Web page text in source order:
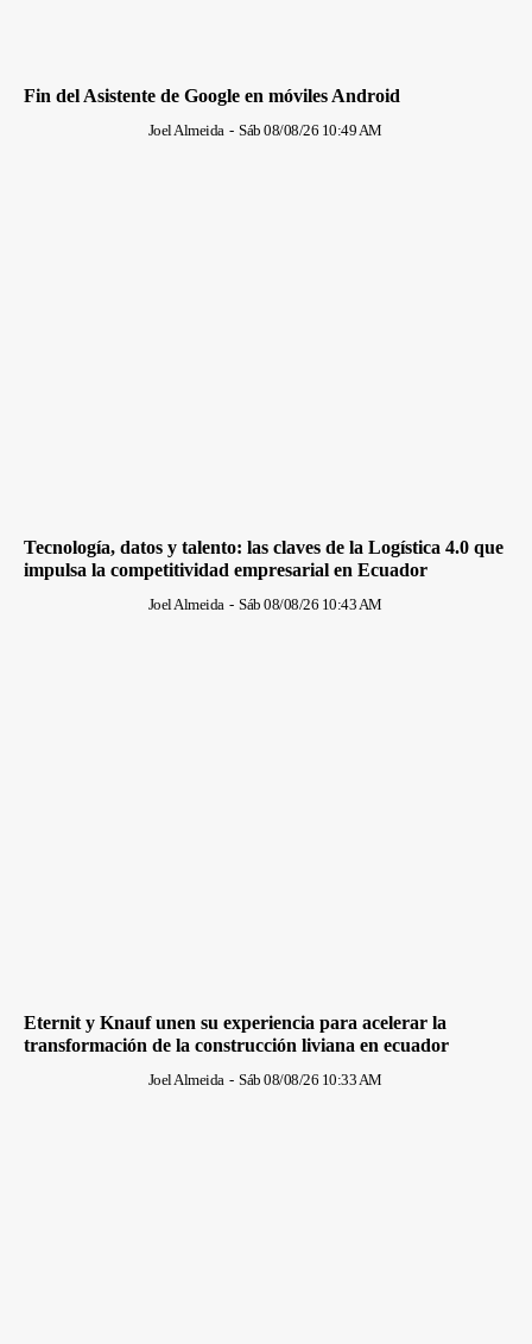
Fin del Asistente de Google en móviles Android
Joel Almeida - Sáb 08/08/26 10:49 AM
Tecnología, datos y talento: las claves de la Logística 4.0 que
impulsa la competitividad empresarial en Ecuador
Joel Almeida - Sáb 08/08/26 10:43 AM
Eternit y Knauf unen su experiencia para acelerar la
transformación de la construcción liviana en ecuador
Joel Almeida - Sáb 08/08/26 10:33 AM